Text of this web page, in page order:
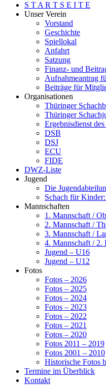
S T A R T S E I T E
Unser Verein
Vorstand
Geschichte
Spiellokal
Anfahrt
Satzung
Finanz- und
Aufnahmeantrag
Beiträge für
Organisationen
Thüringer
Thüringer
Ergebnisdienst
DSB
DSJ
ECU
FIDE
DWZ-Liste
Jugend
Die
Schach für
Mannschaften
1. Mannschaft /
2. Mannschaft /
3. Mannschaft /
4. Mannschaft / 2.
Jugend – U16
Jugend – U12
Fotos
Fotos – 2026
Fotos – 2025
Fotos – 2024
Fotos – 2023
Fotos – 2022
Fotos – 2021
Fotos – 2020
Fotos 2011 – 2019
Fotos 2001 – 2010
Historische Fotos
Termine im Überblick
Kontakt